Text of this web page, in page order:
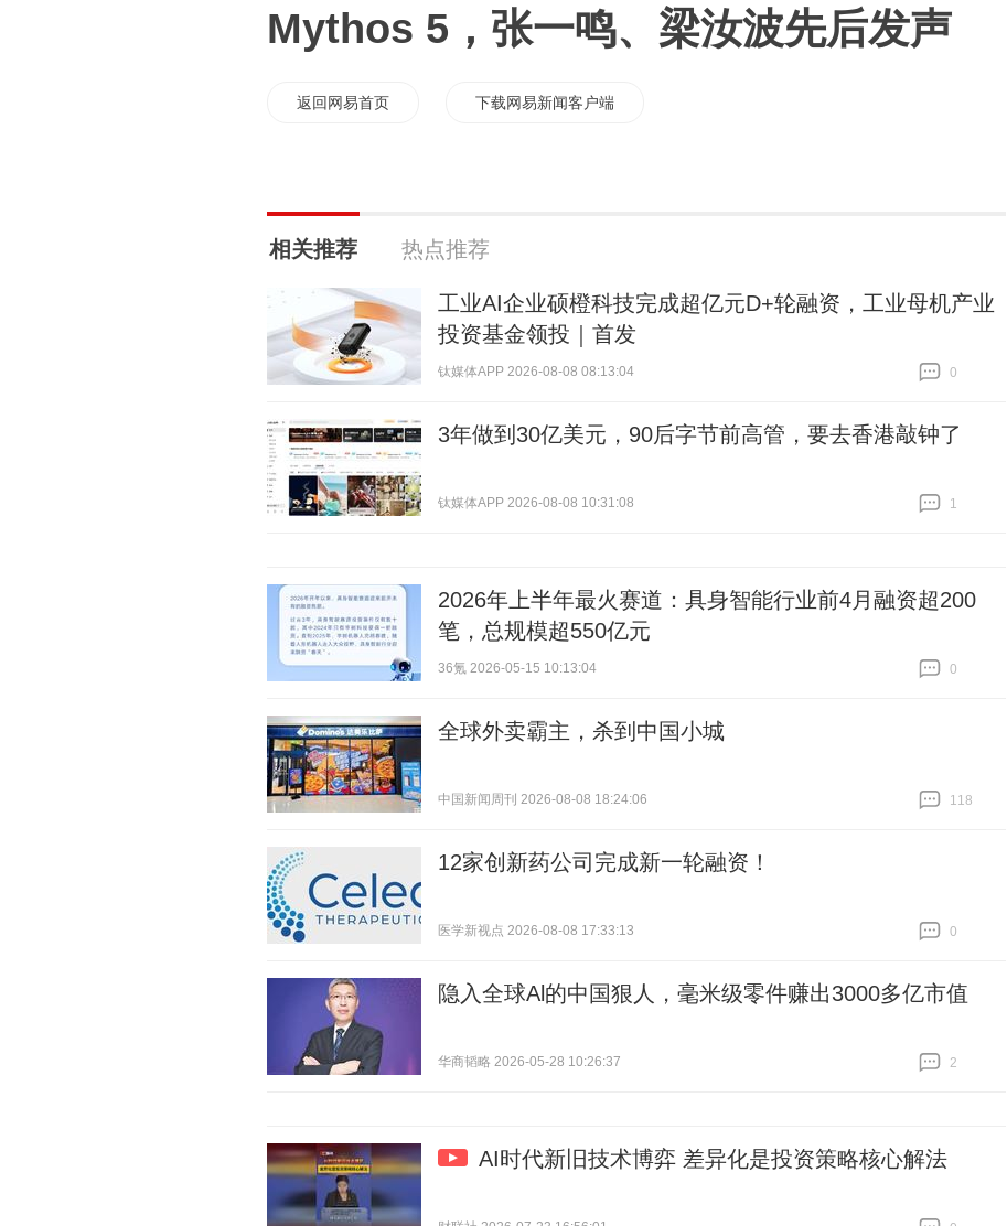
Mythos 5，张一鸣、梁汝波先后发声
返回网易首页 下载网易新闻客户端
相关推荐 热点推荐
工业AI企业硕橙科技完成超亿元D+轮融资，工业母机产业
投资基金领投｜首发
钛媒体APP 2026-08-08 08:13:04
0
3年做到30亿美元，90后字节前高管，要去香港敲钟了
钛媒体APP 2026-08-08 10:31:08
1
2026年上半年最火赛道：具身智能行业前4月融资超200
笔，总规模超550亿元
36氪 2026-05-15 10:13:04
0
全球外卖霸主，杀到中国小城
中国新闻周刊 2026-08-08 18:24:06
118
12家创新药公司完成新一轮融资！
医学新视点 2026-08-08 17:33:13
0
隐入全球Al的中国狠人，毫米级零件赚出3000多亿市值
华商韬略 2026-05-28 10:26:37
2
AI时代新旧技术博弈 差异化是投资策略核心解法